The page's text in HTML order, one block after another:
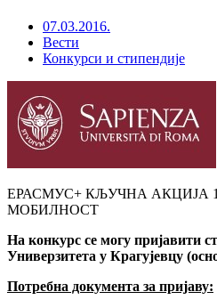
07.03.2016.
Вести
Конкурси и стипендије
ЕРАСМУС+ КЉУЧНА АКЦИЈА
МОБИЛНОСТ
На конкурс се могу пријавити
Универзитета у Крагујевцу
Потребна документа за пријаву: